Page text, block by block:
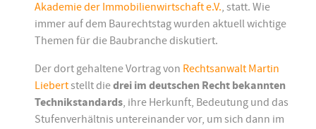
Akademie der Immobilienwirtschaft e.V., statt. Wie
immer auf dem Baurechtstag wurden aktuell wichtige
Themen für die Baubranche diskutiert.
Der dort gehaltene Vortrag von Rechtsanwalt Martin
Liebertstellt diedrei im deutschen Recht bekannten
Technikstandards, ihre Herkunft, Bedeutung und das
Stufenverhältnis untereinander vor, um sich dann im